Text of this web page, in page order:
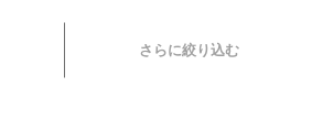
さらに絞り込む